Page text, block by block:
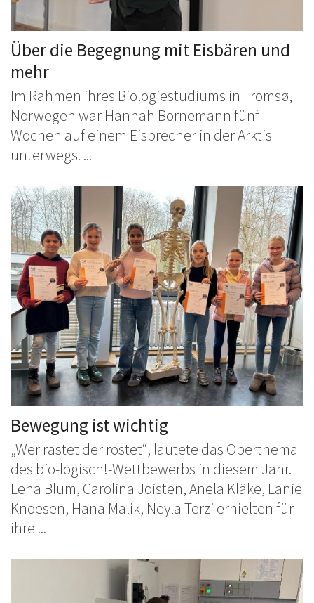
Über die Begegnung mit Eisbären und
mehr
Im Rahmen ihres Biologiestudiums in Tromsø,
Norwegen war Hannah Bornemann fünf
Wochen auf einem Eisbrecher in der Arktis
unterwegs. ...
Bewegung ist wichtig
„Wer rastet der rostet“, lautete das Oberthema
des bio-logisch!-Wettbewerbs in diesem Jahr.
Lena Blum, Carolina Joisten, Anela Kläke, Lanie
Knoesen, Hana Malik, Neyla Terzi erhielten für
ihre ...